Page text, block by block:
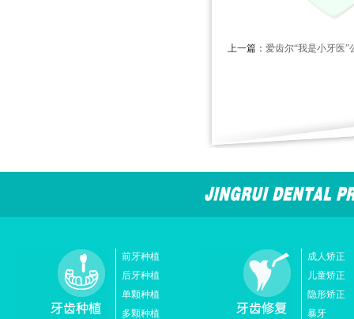
上一篇： 爱齿尔“我是小牙医”
前牙种植
后牙种植
单颗种植
多颗种植
成人矫正
儿童矫正
隐形矫正
暴牙